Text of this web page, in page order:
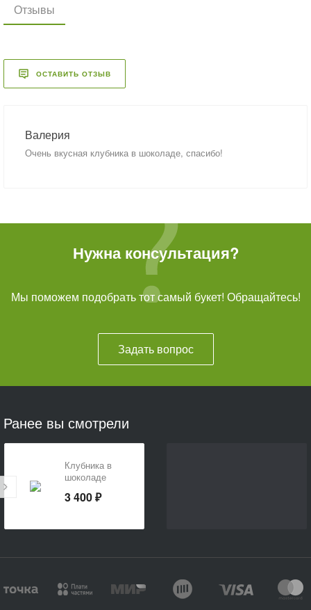
Отзывы
ОСТАВИТЬ ОТЗЫВ
Валерия
Очень вкусная клубника в шоколаде, спасибо!
Нужна консультация?
Мы поможем подобрать тот самый букет! Обращайтесь!
Задать вопрос
Ранее вы смотрели
Клубника в
шоколаде
3 400 ₽